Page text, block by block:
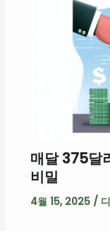
매달 375달
비밀
4월 15, 2025 /